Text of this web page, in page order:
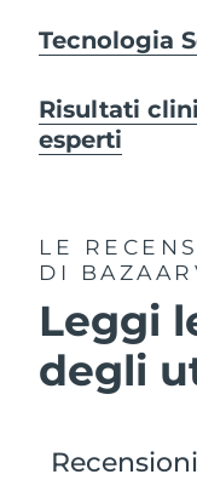
Tecnologia
Risultati
esperti
LE
DI
Leggi
degli